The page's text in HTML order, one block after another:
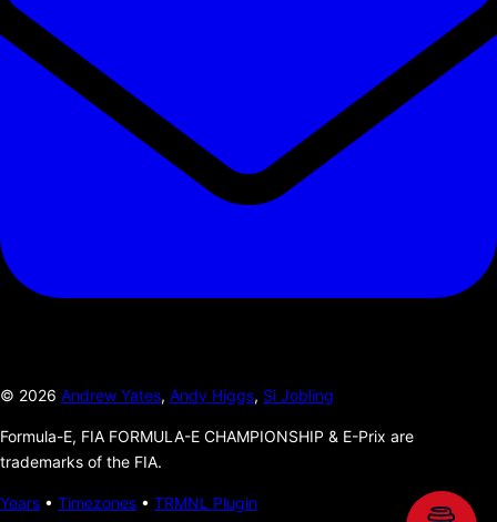
© 2026 Andrew Yates, Andy Higgs, Si Jobling
Formula-E, FIA FORMULA-E CHAMPIONSHIP & E-Prix are
trademarks of the FIA.
Years • Timezones • TRMNL Plugin